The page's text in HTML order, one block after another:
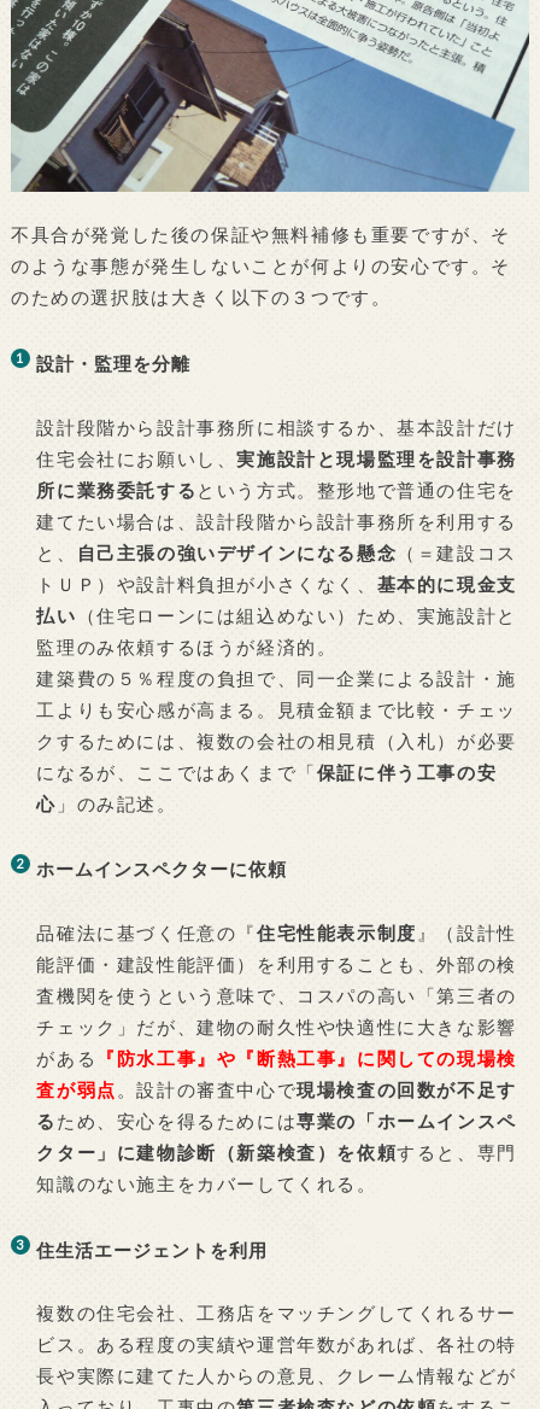
不具合が発覚した後の保証や無料補修も重要ですが、そ
のような事態が発生しないことが何よりの安心です。そ
のための選択肢は大きく以下の３つです。
設計・監理を分離
設計段階から設計事務所に相談するか、基本設計だけ
住宅会社にお願いし、実施設計と現場監理を設計事務
所に業務委託する という方式。整形地で普通の住宅を
建てたい場合は、設計段階から設計事務所を利用する
と、
自己主張の強いデザインになる懸念 （＝建設コス
トＵＰ）や設計料負担が小さくなく、 基本的に現金支
払い （住宅ローンには組込めない）ため、実施設計と
監理のみ依頼するほうが経済的。
建築費の５％程度の負担で、同一企業による設計・施
工よりも安心感が高まる。見積金額まで比較・チェッ
クするためには、複数の会社の相見積（入札）が必要
になるが、ここではあくまで「保証に伴う工事の安
心 」のみ記述。
ホームインスペクターに依頼
品確法に基づく任意の『住宅性能表示制度 』（設計性
能評価・建設性能評価）を利用することも、外部の検
査機関を使うという意味で、コスパの高い「第三者の
チェック」だが、建物の耐久性や快適性に大きな影響
がある
『防水工事』や『断熱工事』に関しての現場検
査が弱点 。設計の審査中心で現場検査の回数が不足す
る ため、安心を得るためには専業の「ホームインスペ
クター」に建物診断（新築検査）を依頼すると、専門
知識のない施主をカバーしてくれる。
住生活エージェントを利用
複数の住宅会社、工務店をマッチングしてくれるサー
ビス。ある程度の実績や運営年数があれば、各社の特
長や実際に建てた人からの意見、クレーム情報などが